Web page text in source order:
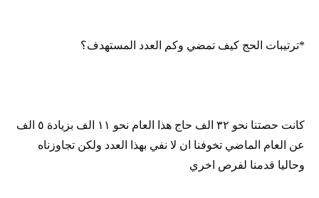
*ترتيبات الحج كيف تمضي وكم العدد المستهدف؟
كانت حصتنا نحو ٣٢ الف حاج هذا العام نحو ١١ الف بزيادة ٥ الف
عن العام الماضي تخوفنا ان لا نفي بهذا العدد ولكن تجاوزناه
وحاليا قدمنا لفرص اخري